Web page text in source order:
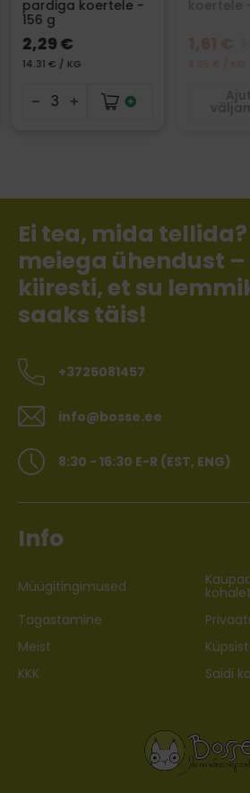
pardiga koertele -
156 g
2,29 €
14.31 € / KG
Ei tea, mida
meiega ühendust
kiiresti, et su
saaks täis!
+3725081457
info@bosse.ee
8:30 - 16:30 E-R (EST, ENG)
Info
Müügitingimused
Tagastamine
Meist
KKK
Saidi